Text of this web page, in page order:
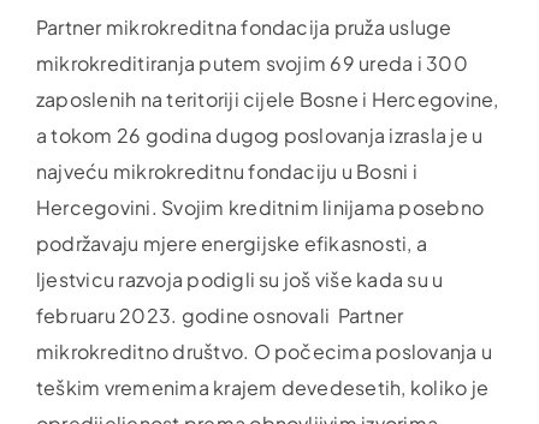
Partner mikrokreditna fondacija pruža usluge
mikrokreditiranja putem svojim 69 ureda i 300
zaposlenih na teritoriji cijele Bosne i Hercegovine,
a tokom 26 godina dugog poslovanja izrasla je u
najveću mikrokreditnu fondaciju u Bosni i
Hercegovini. Svojim kreditnim linijama posebno
podržavaju mjere energijske efikasnosti, a
ljestvicu razvoja podigli su još više kada su u
februaru 2023. godine osnovali Partner
mikrokreditno društvo. O počecima poslovanja u
teškim vremenima krajem devedesetih, koliko je